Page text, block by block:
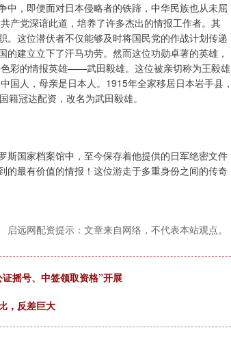
，即便面对日本侵略者的铁蹄，中华民族也从未屈
产党深谙此道，培养了许多杰出的情报工作者。其
这位潜伏者不仅能够及时将国民党的作战计划传递
建立立下了汗马功劳。然而这位功勋卓著的英雄，
彩的情报英雄——武田毅雄。这位被亲切称为王毅雄
国人，母亲是日本人。1915年全家移居日本岩手县，
冠达配资，改名为武田毅雄。
国家档案馆中，至今保存着他提供的日军绝密文件
最有价值的情报！这位游走于多重身份之间的传奇
启远网配资提示：文章来自网络，不代表本站观点。
摇号、中签领取资格”开展
，反差巨大